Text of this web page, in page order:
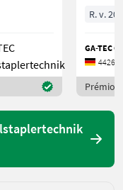
R. v.
GA-TEC
44263